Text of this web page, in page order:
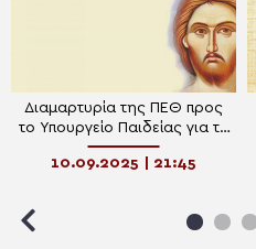
Διαμαρτυρία της ΠΕΘ προς
το Υπουργείο Παιδείας για τα
προβλήματα στη διδασκαλία
των Θρησκευτικών
10.09.2025 | 21:45